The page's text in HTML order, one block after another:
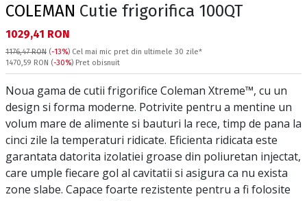
COLEMAN Cutie frigorifica 100QT
Текуща цена:
1029,41 RON
1176,47 RON (-13%) Cel mai mic pret din ultimele 30 zile*
Pret obisnuit:
1470,59 RON (-30%) Pret obisnuit
Noua gama de cutii frigorifice Coleman Xtreme™, cu un
design si forma moderne. Potrivite pentru a mentine un
volum mare de alimente si bauturi la rece, timp de pana la
cinci zile la temperaturi ridicate. Eficienta ridicata este
garantata datorita izolatiei groase din poliuretan injectat,
care umple fiecare gol al cavitatii si asigura ca nu exista
zone slabe. Capace foarte rezistente pentru a fi folosite